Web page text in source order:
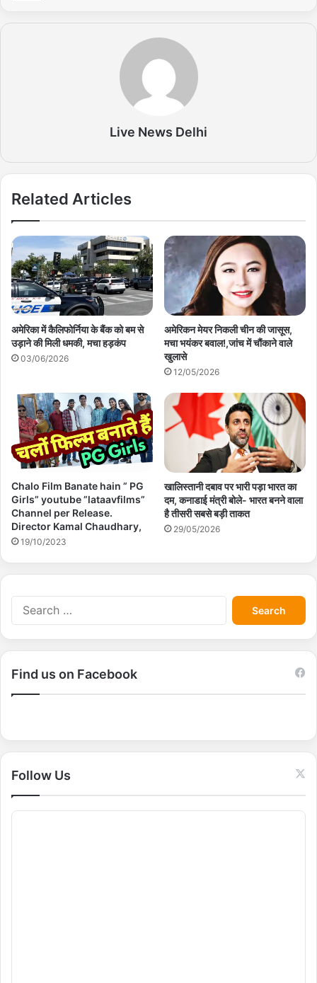
Live News Delhi
Related Articles
अमेरिका में कैलिफोर्निया के बैंक को बम से
उड़ाने की मिली धमकी, मचा हड़कंप
03/06/2026
अमेरिकन मेयर निकली चीन की जासूस,
मचा भयंकर बवाल!,जांच में चौंकाने वाले
खुलासे
12/05/2026
Chalo Film Banate hain ” PG
Girls” youtube ”lataavfilms”
Channel per Release.
Director Kamal Chaudhary,
19/10/2023
खालिस्तानी दबाव पर भारी पड़ा भारत का
दम, कनाडाई मंत्री बोले- भारत बनने वाला
है तीसरी सबसे बड़ी ताकत
29/05/2026
S
e
a
r
r
Find us on Facebook
Follow Us